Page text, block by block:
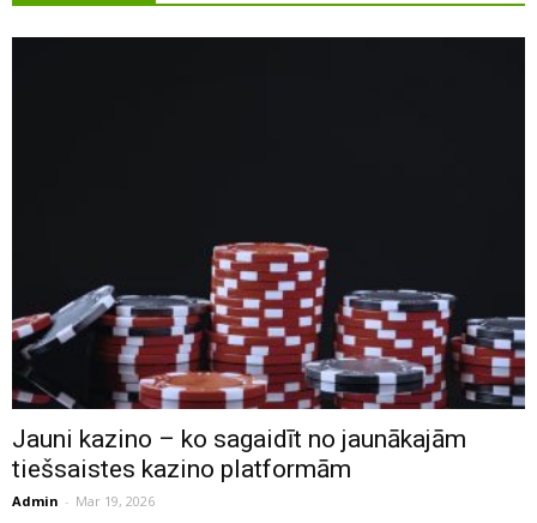
Jauni kazino – ko sagaidīt no jaunākajām
tiešsaistes kazino platformām
Admin - Mar 19, 2026